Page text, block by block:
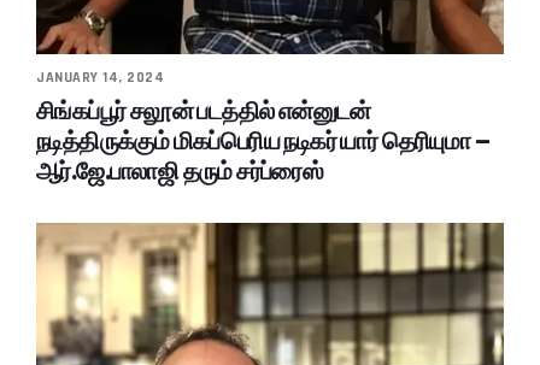
JANUARY 14, 2024
சிங்கப்பூர் சலூன் படத்தில் என்னுடன்
நடித்திருக்கும் மிகப்பெரிய நடிகர் யார் தெரியுமா –
ஆர்.ஜே.பாலாஜி தரும் சர்ப்ரைஸ்